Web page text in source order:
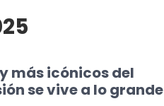
más icónicos del
se vive a lo grande